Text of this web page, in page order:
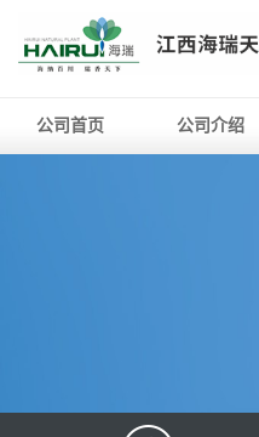
公司首页 公司介绍